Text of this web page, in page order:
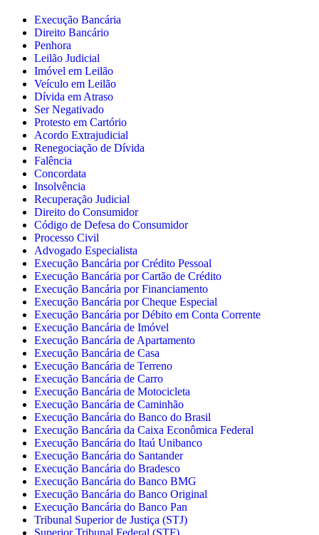
Execução Bancária
Direito Bancário
Penhora
Leilão Judicial
Imóvel em Leilão
Veículo em Leilão
Dívida em Atraso
Ser Negativado
Protesto em Cartório
Acordo Extrajudicial
Renegociação de Dívida
Falência
Concordata
Insolvência
Recuperação Judicial
Direito do Consumidor
Código de Defesa do Consumidor
Processo Civil
Advogado Especialista
Execução Bancária por Crédito Pessoal
Execução Bancária por Cartão de Crédito
Execução Bancária por Financiamento
Execução Bancária por Cheque Especial
Execução Bancária por Débito em Conta Corrente
Execução Bancária de Imóvel
Execução Bancária de Apartamento
Execução Bancária de Casa
Execução Bancária de Terreno
Execução Bancária de Carro
Execução Bancária de Motocicleta
Execução Bancária de Caminhão
Execução Bancária do Banco do Brasil
Execução Bancária da Caixa Econômica Federal
Execução Bancária do Itaú Unibanco
Execução Bancária do Santander
Execução Bancária do Bradesco
Execução Bancária do Banco BMG
Execução Bancária do Banco Original
Execução Bancária do Banco Pan
Tribunal Superior de Justiça (STJ)